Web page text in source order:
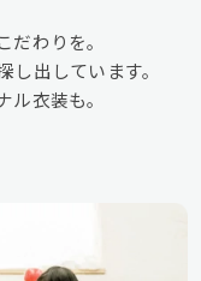
わりを。
出しています。
衣装も。